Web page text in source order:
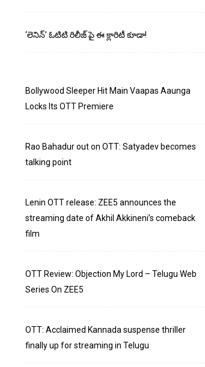
‘లెనిన్’ ఓటిటి రిలీజ్ పై ఈ క్లారిటీ కూడా!
Bollywood Sleeper Hit Main Vaapas Aaunga
Locks Its OTT Premiere
Rao Bahadur out on OTT: Satyadev becomes
talking point
Lenin OTT release: ZEE5 announces the
streaming date of Akhil Akkineni’s comeback
film
OTT Review: Objection My Lord – Telugu Web
Series On ZEE5
OTT: Acclaimed Kannada suspense thriller
finally up for streaming in Telugu